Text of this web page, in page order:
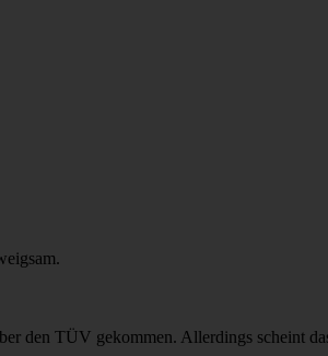
den TÜV gekommen. Allerdings scheint